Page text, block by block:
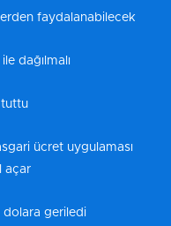
faydalanabilecek
dağılmalı
tuttu
ücret uygulaması
açar
geriledi